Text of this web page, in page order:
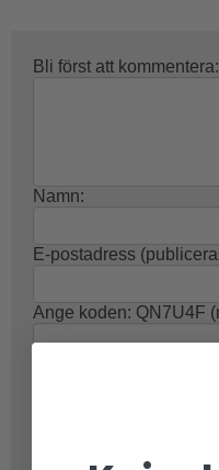
Bli först att kommentera:
Namn:
E-postadress
Ange koden: QN7U4F